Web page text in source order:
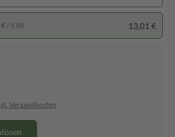
/ 1 St) 13,01 €
Versandkosten